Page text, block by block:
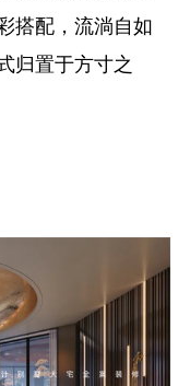
搭配，流淌自如
归置于方寸之